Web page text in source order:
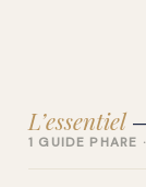
L’essentiel—
1 GUIDE PHARE